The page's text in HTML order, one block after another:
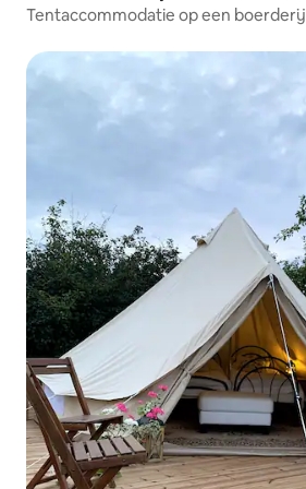
Tentaccommodatie op een boerderij